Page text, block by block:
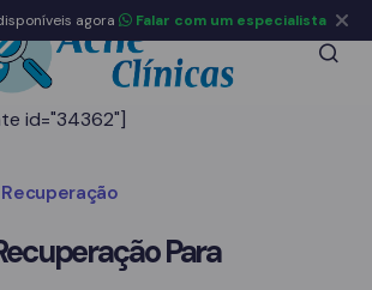
id="34362"]
Para
agora Falar com um especialista